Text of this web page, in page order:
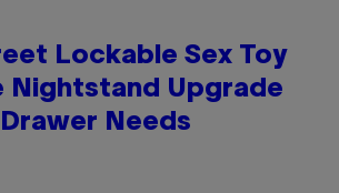
Lockable Sex Toy
Nightstand Upgrade
Needs